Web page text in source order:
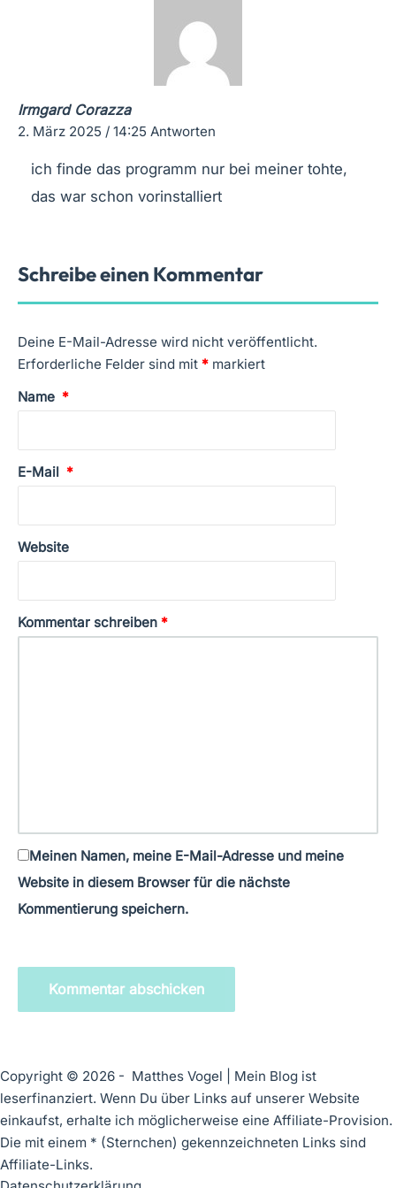
Irmgard Corazza
2. März 2025 / 14:25 Antworten
ich finde das programm nur bei meiner tohte,
das war schon vorinstalliert
Schreibe einen Kommentar
Deine E-Mail-Adresse wird nicht veröffentlicht.
Erforderliche Felder sind mit * markiert
Name *
E-Mail *
Website
Kommentar schreiben *
Meinen Namen, meine E-Mail-Adresse und meine
Website in diesem Browser für die nächste
Kommentierung speichern.
Kommentar abschicken
Copyright © 2026 - Matthes Vogel | Mein Blog ist
leserfinanziert. Wenn Du über Links auf unserer Website
einkaufst, erhalte ich möglicherweise eine Affiliate-Provision.
Die mit einem * (Sternchen) gekennzeichneten Links sind
Affiliate-Links.